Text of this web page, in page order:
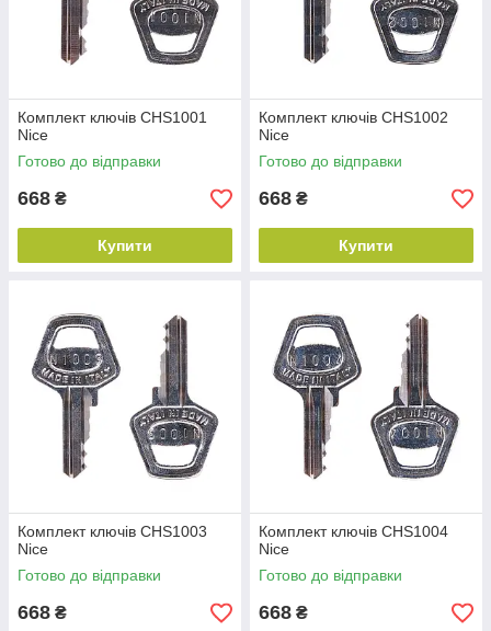
Комплект ключів CHS1001
Nice
Готово до відправки
668 ₴
Купити
Комплект ключів CHS1002
Nice
Готово до відправки
668 ₴
Купити
Комплект ключів CHS1003
Nice
Готово до відправки
668 ₴
Комплект ключів CHS1004
Nice
Готово до відправки
668 ₴